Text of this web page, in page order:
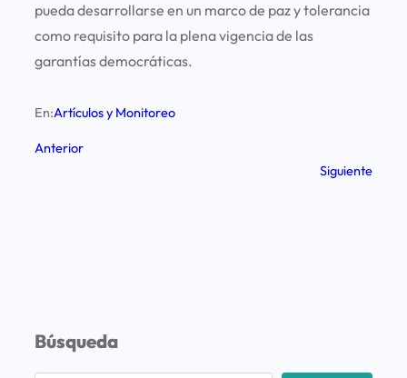
pueda desarrollarse en un marco de paz y tolerancia
como requisito para la plena vigencia de las
garantías democráticas.
En:Artículos y Monitoreo
Anterior
Siguiente
Búsqueda